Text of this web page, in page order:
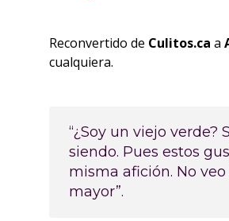
Reconvertido de Culitos.ca a
cualquiera.
“¿Soy un viejo
siendo. Pues estos
misma afición. No
mayor”.